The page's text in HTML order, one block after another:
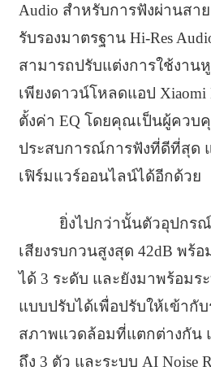
Audio สำหรับการฟังผ่านสา
รับรองมาตรฐาน Hi-Res
สามารถปรับแต่งการใช้งาน
เพียงดาวน์โหลดแอป Xiaomi
ตั้งค่า EQ โดยคุณเป็นผู้ควบ
ประสบการณ์การฟังที่ดีที่สุด
เฟิร์มแวร์ออนไลน์ได้อีกด้วย
ยิ่งไปกว่านั้นตัวอุปกร
เสียงรบกวนสูงสุด 42dB พร้
ได้ 3 ระดับ และยังมาพร้อมร
แบบปรับได้เพื่อปรับให้เข้ากั
สภาพแวดล้อมที่แตกต่างกัน
ถึง 3 ตัว และระบบ AI Noise